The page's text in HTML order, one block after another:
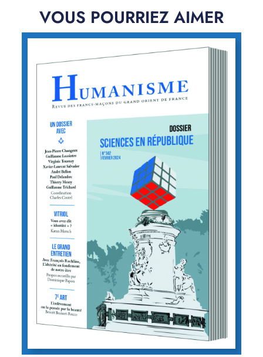
VOUS POURRIEZ AIMER